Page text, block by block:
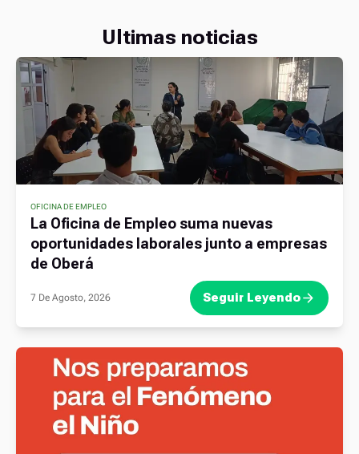
Ultimas noticias
OFICINA DE EMPLEO
La Oficina de Empleo suma nuevas
oportunidades laborales junto a empresas
de Oberá
7 De Agosto, 2026 Seguir Leyendo